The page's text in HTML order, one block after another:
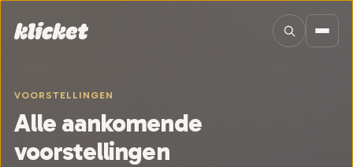
VOORSTELLINGEN
Alle aankomende
voorstellingen